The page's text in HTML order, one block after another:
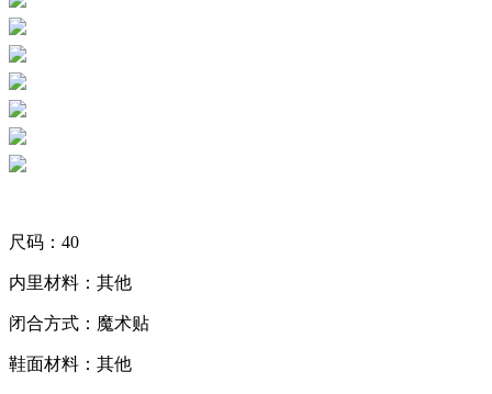
尺码：40
内里材料：其他
闭合方式：魔术贴
鞋面材料：其他